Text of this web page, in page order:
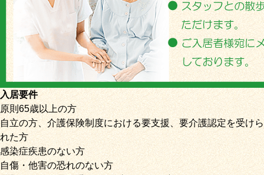
入居要件
原則65歳以上の方
自立の方、介護保険制度における要支援、要介護認定を受けら
れた方
感染症疾患のない方
自傷・他害の恐れのない方